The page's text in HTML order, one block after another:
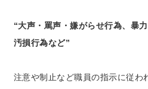
“大声・罵声・嫌がらせ行為、暴
汚損行為など”
注意や制止など職員の指示に従わ